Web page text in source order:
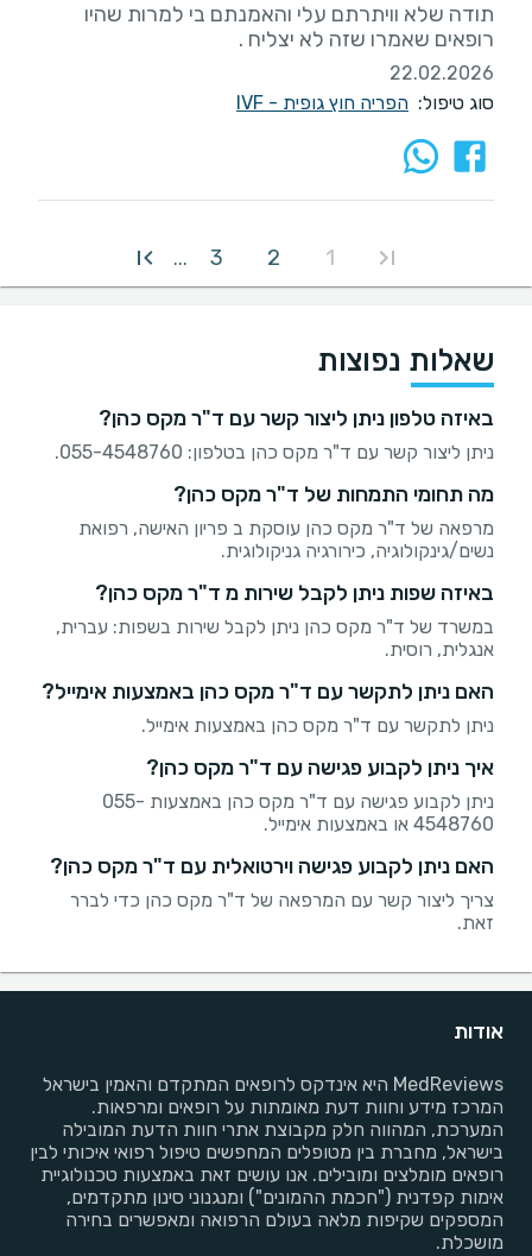
תודה שלא וויתרתם עלי והאמנתם בי למרות שהיו
רופאים שאמרו שזה לא יצליח .
22.02.2026
סוג טיפול: הפריה חוץ גופית - IVF
1
2
3
...
שאלות נפוצות
באיזה טלפון ניתן ליצור קשר עם ד"ר מקס כהן?
ניתן ליצור קשר עם ד"ר מקס כהן בטלפון: 055-4548760.
מה תחומי התמחות של ד"ר מקס כהן?
מרפאה של ד"ר מקס כהן עוסקת ב פריון האישה, רפואת
נשים/גינקולוגיה, כירורגיה גניקולוגית.
באיזה שפות ניתן לקבל שירות מ ד"ר מקס כהן?
במשרד של ד"ר מקס כהן ניתן לקבל שירות בשפות: עברית,
אנגלית, רוסית.
האם ניתן לתקשר עם ד"ר מקס כהן באמצעות אימייל?
ניתן לתקשר עם ד"ר מקס כהן באמצעות אימייל.
איך ניתן לקבוע פגישה עם ד"ר מקס כהן?
ניתן לקבוע פגישה עם ד"ר מקס כהן באמצעות 055-
4548760 או באמצעות אימייל.
האם ניתן לקבוע פגישה וירטואלית עם ד"ר מקס כהן?
צריך ליצור קשר עם המרפאה של ד"ר מקס כהן כדי לברר
זאת.
אודות
MedReviews היא אינדקס לרופאים המתקדם והאמין בישראל
המרכז מידע וחוות דעת מאומתות על רופאים ומרפאות.
המערכת, המהווה חלק מקבוצת אתרי חוות הדעת המובילה
בישראל, מחברת בין מטופלים המחפשים טיפול רפואי איכותי לבין
רופאים מומלצים ומובילים. אנו עושים זאת באמצעות טכנולוגיית
אימות קפדנית ("חכמת ההמונים") ומנגנוני סינון מתקדמים,
המספקים שקיפות מלאה בעולם הרפואה ומאפשרים בחירה
מושכלת.